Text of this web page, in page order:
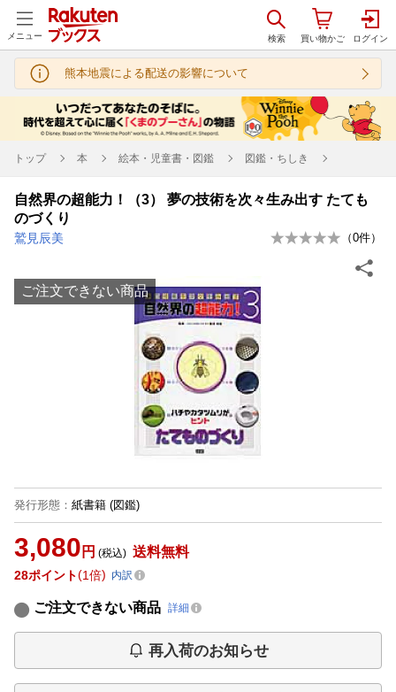
メニュー
熊本地震による配送の影響について
トップ 本 絵本・児童書・図鑑 図鑑・ちしき
自然界の超能力！（3） 夢の技術を次々生み出す たても
のづくり
鷲見辰美 （0件）
ご注文できない商品
発行形態 ： 紙書籍 (図鑑)
3,080 円 (税込) 送料無料
28ポイント 1倍 内訳
ご注文できない商品 詳細
再入荷のお知らせ